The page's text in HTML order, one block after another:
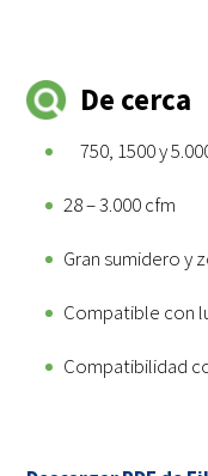
De cerca
750, 1500 y
28 – 3.000 cfm
Gran sumidero y
Compatible con
Compatibilidad